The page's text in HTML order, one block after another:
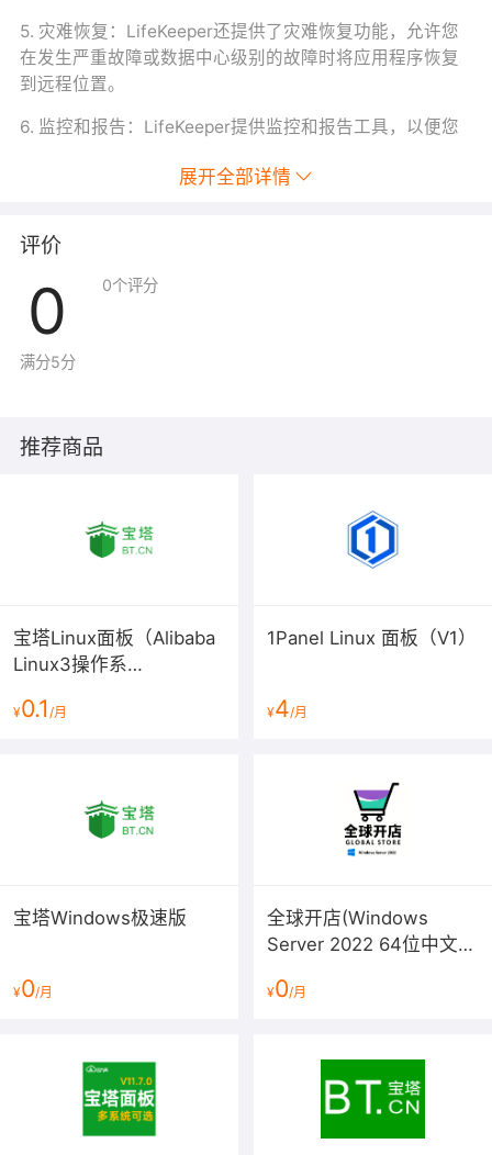
5. 灾难恢复：LifeKeeper还提供了灾难恢复功能，允许您
在发生严重故障或数据中心级别的故障时将应用程序恢复
到远程位置。
6. 监控和报告：LifeKeeper提供监控和报告工具，以便您
台，用于配置、监视和管理您的高可用性环境。
展开全部详情
评价
0
满分5分
0个评分
推荐商品
宝塔Linux面板（Alibaba
Linux3操作系
服务器管理/BT Panel）
¥0.1 /月
1Panel Linux 面板（V1）
¥4/月
宝塔Windows极速版
¥0/月
全球开店(Windows
Server 2022 64位中文版
¥0/月